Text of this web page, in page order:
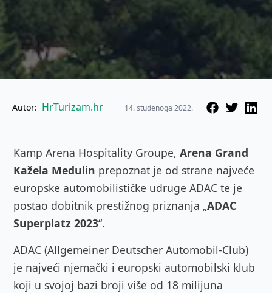
Autor: HrTurizam.hr 14. studenoga 2022.
Kamp Arena Hospitality Groupe, Arena Grand
Kažela Medulin prepoznat je od strane najveće
europske automobilističke udruge ADAC te je
postao dobitnik prestižnog priznanja „ADAC
Superplatz 2023“.
ADAC (Allgemeiner Deutscher Automobil-Club)
je najveći njemački i europski automobilski klub
koji u svojoj bazi broji više od 18 milijuna